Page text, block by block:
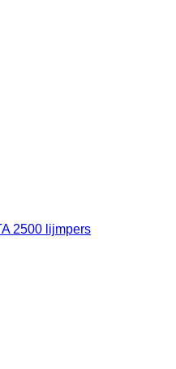
2500 lijmpers